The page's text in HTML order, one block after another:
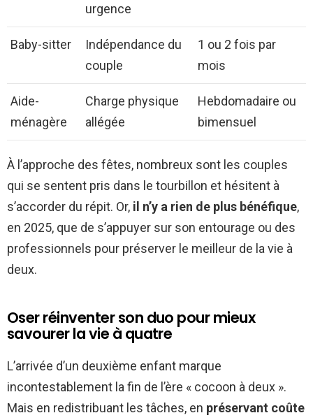
urgence
Baby-sitter
Indépendance du
couple
1 ou 2 fois par
mois
Aide-
ménagère
Charge physique
allégée
Hebdomadaire ou
bimensuel
À l’approche des fêtes, nombreux sont les couples
qui se sentent pris dans le tourbillon et hésitent à
s’accorder du répit. Or, il n’y a rien de plus bénéfique,
en 2025, que de s’appuyer sur son entourage ou des
professionnels pour préserver le meilleur de la vie à
deux.
Oser réinventer son duo pour mieux
savourer la vie à quatre
L’arrivée d’un deuxième enfant marque
incontestablement la fin de l’ère « cocoon à deux ».
Mais en redistribuant les tâches, en préservant coûte